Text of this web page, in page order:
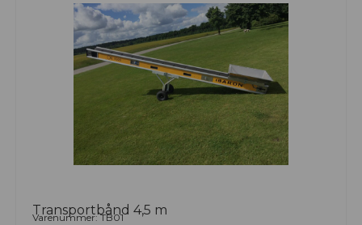
Transportbånd 4,5 m
Varenummer: TB01